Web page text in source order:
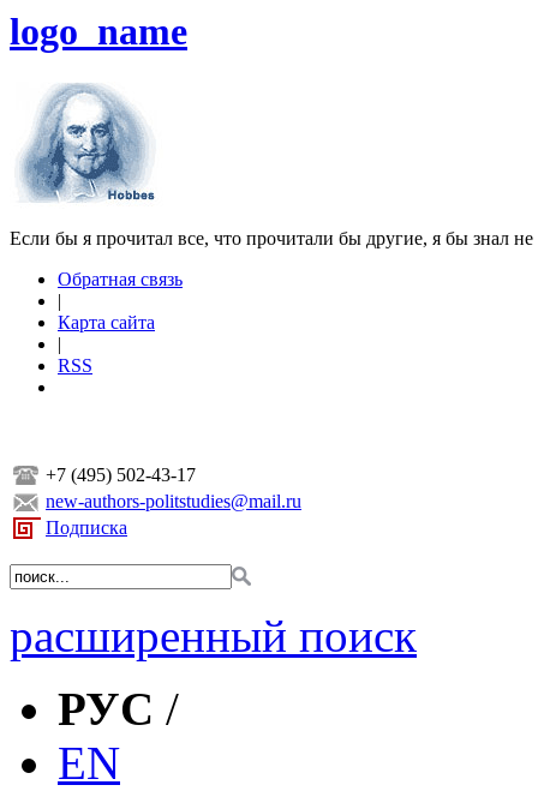
logo_name
Если бы я прочитал все, что прочитали бы другие, я бы знал
Обратная связь
|
Карта сайта
|
RSS
+7 (495) 502-43-17
new-authors-politstudies@mail.ru
Подписка
расширенный поиск
РУС /
EN